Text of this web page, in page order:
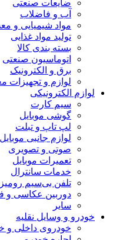
ضایعات صنعتی
آب و فاضلاب
مواد شیمیایی و
تولید مواد غذایی
بسته بندی کالا
اتوماسیون صنعتی
برق و الکترونیک
لوازم و تجهیزات
لوازم الکترونیکی
سیم کارت
گوشی موبایل
لپ تاپ و تبلت
لوازم جانبی موبایل
صوتی و تصویری
تعمیرات موبایل
خدمات سانترال
تلفن بی‌سیم
دوربین عکاسی و
سایر
خودرو و وسایل نقلیه
خودروی داخلی و